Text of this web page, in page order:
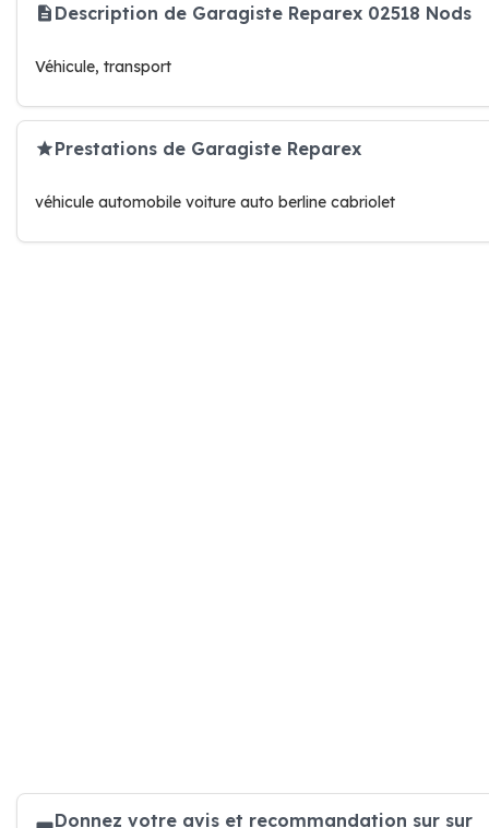
Description de Garagiste Reparex 02518 Nods
Véhicule, transport
Prestations de Garagiste Reparex
véhicule automobile voiture auto berline cabriolet
Donnez votre avis et recommandation sur sur